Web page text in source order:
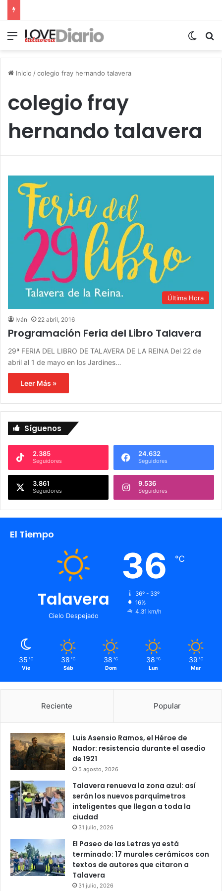
Menú
Inicio /colegio fray hernando talavera
colegio fray
hernando talavera
Última Hora
Iván 22 abril, 2016
Programación Feria del Libro Talavera
29ª FERIA DEL LIBRO DE TALAVERA DE LA REINA Del 22 de
abril al 1 de mayo en los Jardines…
Leer Más »
Síguenos
2.385
Seguidores
24.632
Seguidores
3.861
Seguidores
9.536
Seguidores
El Tiempo
Talavera
Cielo Despejado
36 ℃
36º - 33º
16%
4.31 km/h
35 ℃
Vie
38 ℃
Sáb
38 ℃
Dom
38 ℃
Lun
39 ℃
Mar
Reciente Popular
Luis Asensio Ramos, el Héroe de
Nador: resistencia durante el asedio
de 1921
5 agosto, 2026
Talavera renueva la zona azul: así
serán los nuevos parquímetros
inteligentes que llegan a toda la
ciudad
31 julio, 2026
El Paseo de las Letras ya está
terminado: 17 murales cerámicos con
textos de autores que citaron a
Talavera
31 julio, 2026